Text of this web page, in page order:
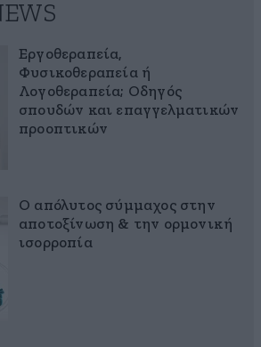
Εργοθεραπεία,
Φυσικοθεραπεία ή
Λογοθεραπεία; Οδηγός
σπουδών και επαγγελματικών
προοπτικών
Ο απόλυτος σύμμαχος στην
αποτοξίνωση & την ορμονική
ισορροπία